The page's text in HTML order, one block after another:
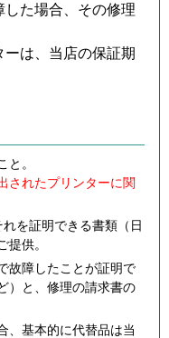
た場合、その修理
は、当店の保証期
と。
されたプリンターに関
を証明できる書類（日
提供。
故障したことが証明で
）と、修理の請求書の
、基本的に代替品は当